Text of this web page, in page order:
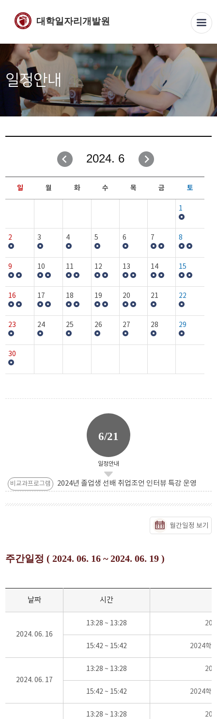
대학일자리개발원
일정안내
2024. 6
일 월 화 수 목 금 토
1
2 3 4 5 6 7 8
9 10 11 12 13 14 15
16 17 18 19 20 21 22
23 24 25 26 27 28 29
30
6/21
일정안내
비교과프로그램 2024년 졸업생 선배 취업조언 인터뷰 특강 운영
월간일정 보기
주간일정 ( 2024. 06. 16 ~ 2024. 06. 19 )
날짜 시간
2024. 06. 16
13:28 ~ 13:28
15:42 ~ 15:42 2024학
2024. 06. 17
13:28 ~ 13:28
15:42 ~ 15:42 2024학
13:28 ~ 13:28